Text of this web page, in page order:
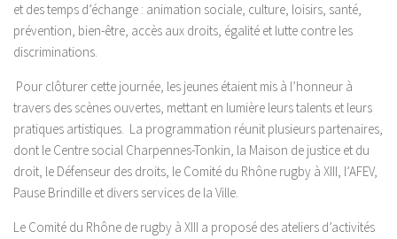
et des temps d’échange : animation sociale, culture, loisirs, santé,
prévention, bien-être, accès aux droits, égalité et lutte contre les
discriminations.
Pour clôturer cette journée, les jeunes étaient mis à l’honneur à
travers des scènes ouvertes, mettant en lumière leurs talents et leurs
pratiques artistiques. La programmation réunit plusieurs partenaires,
dont le Centre social Charpennes-Tonkin, la Maison de justice et du
droit, le Défenseur des droits, le Comité du Rhône rugby à XIII, l’AFEV,
Pause Brindille et divers services de la Ville.
Le Comité du Rhône de rugby à XIII a proposé des ateliers d’activités